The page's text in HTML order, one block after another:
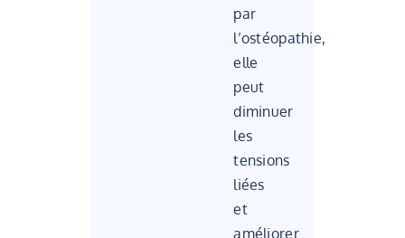
par
l’ostéopathie,
elle
peut
diminuer
les
tensions
liées
et
améliorer